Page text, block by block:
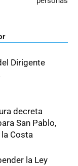
Dirigente
decreta
San Pablo,
la Costa
la Ley